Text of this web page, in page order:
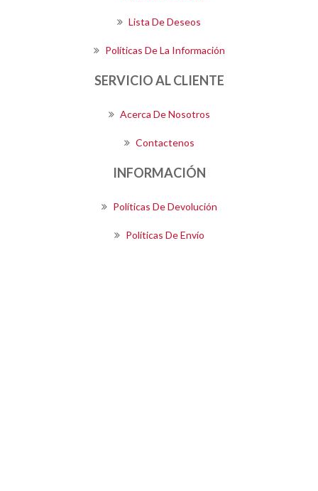
Lista De Deseos
Políticas De La Información
SERVICIO AL CLIENTE
Acerca De Nosotros
Contactenos
INFORMACIÓN
Políticas De Devolución
Políticas De Envío